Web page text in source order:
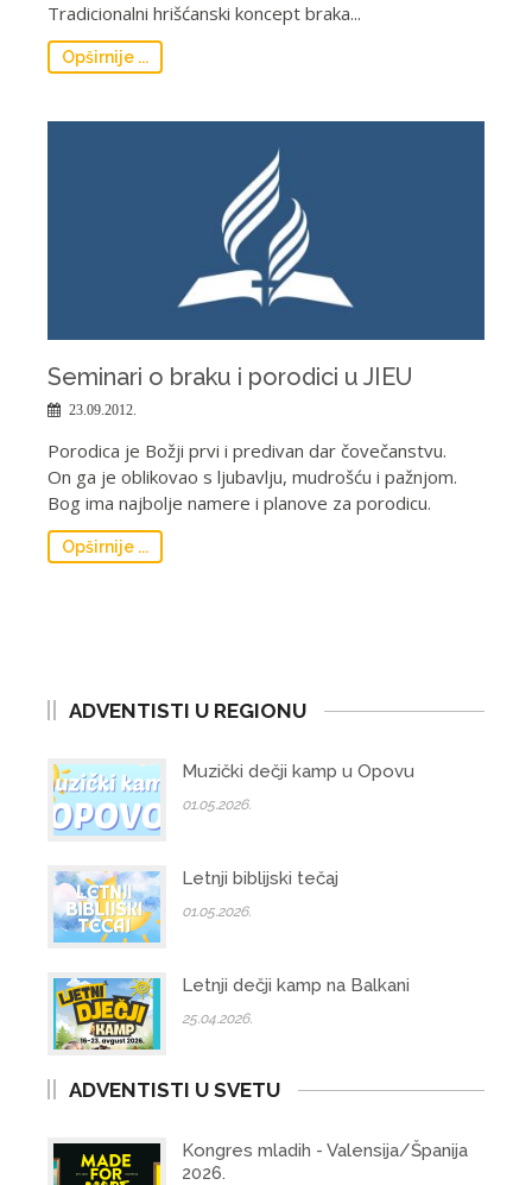
Tradicionalni hrišćanski koncept braka...
Opširnije ...
Seminari o braku i porodici u JIEU
23.09.2012.
Porodica je Božji prvi i predivan dar čovečanstvu.
On ga je oblikovao s ljubavlju, mudrošću i pažnjom.
Bog ima najbolje namere i planove za porodicu.
Opširnije ...
ADVENTISTI U REGIONU
Muzički dečji kamp u Opovu
01.05.2026.
Letnji biblijski tečaj
01.05.2026.
Letnji dečji kamp na Balkani
25.04.2026.
ADVENTISTI U SVETU
Kongres mladih - Valensija/Španija
2026.